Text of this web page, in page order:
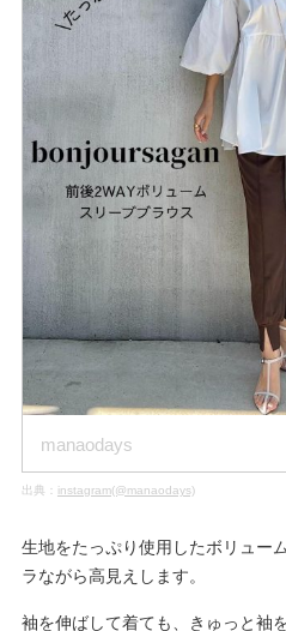
manaodays
出典： instagram(@manaodays)
生地をたっぷり使用したボリュー
ラながら高見えします。
袖を伸ばして着ても、きゅっと袖